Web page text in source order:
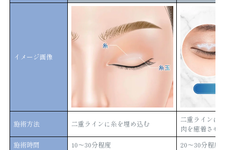
イメージ画像
施術方法 二重ラインに糸を埋め込む
二重ラインに
肉を癒着させ
施術時間
10〜30分程度 20〜30分程度